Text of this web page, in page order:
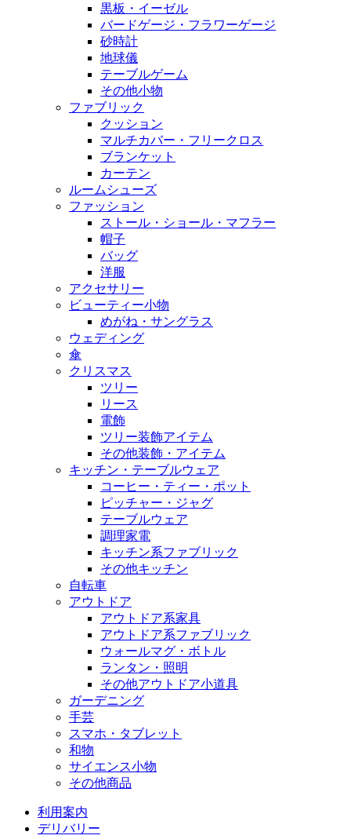
黒板・イーゼル
バードゲージ・フラワーゲージ
砂時計
地球儀
テーブルゲーム
その他小物
ファブリック
クッション
マルチカバー・フリークロス
ブランケット
カーテン
ルームシューズ
ファッション
ストール・ショール・マフラー
帽子
バッグ
洋服
アクセサリー
ビューティー小物
めがね・サングラス
ウェディング
傘
クリスマス
ツリー
リース
電飾
ツリー装飾アイテム
その他装飾・アイテム
キッチン・テーブルウェア
コーヒー・ティー・ポット
ピッチャー・ジャグ
テーブルウェア
調理家電
キッチン系ファブリック
その他キッチン
自転車
アウトドア
アウトドア系家具
アウトドア系ファブリック
ウォールマグ・ボトル
ランタン・照明
その他アウトドア小道具
ガーデニング
手芸
スマホ・タブレット
和物
サイエンス小物
その他商品
利用案内
デリバリー